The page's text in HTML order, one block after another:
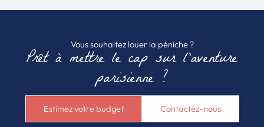
Vous souhaitez louer la péniche ?
Prêt à mettre le cap sur l’aventure
parisienne ?
Estimez votre budget Contactez-nous